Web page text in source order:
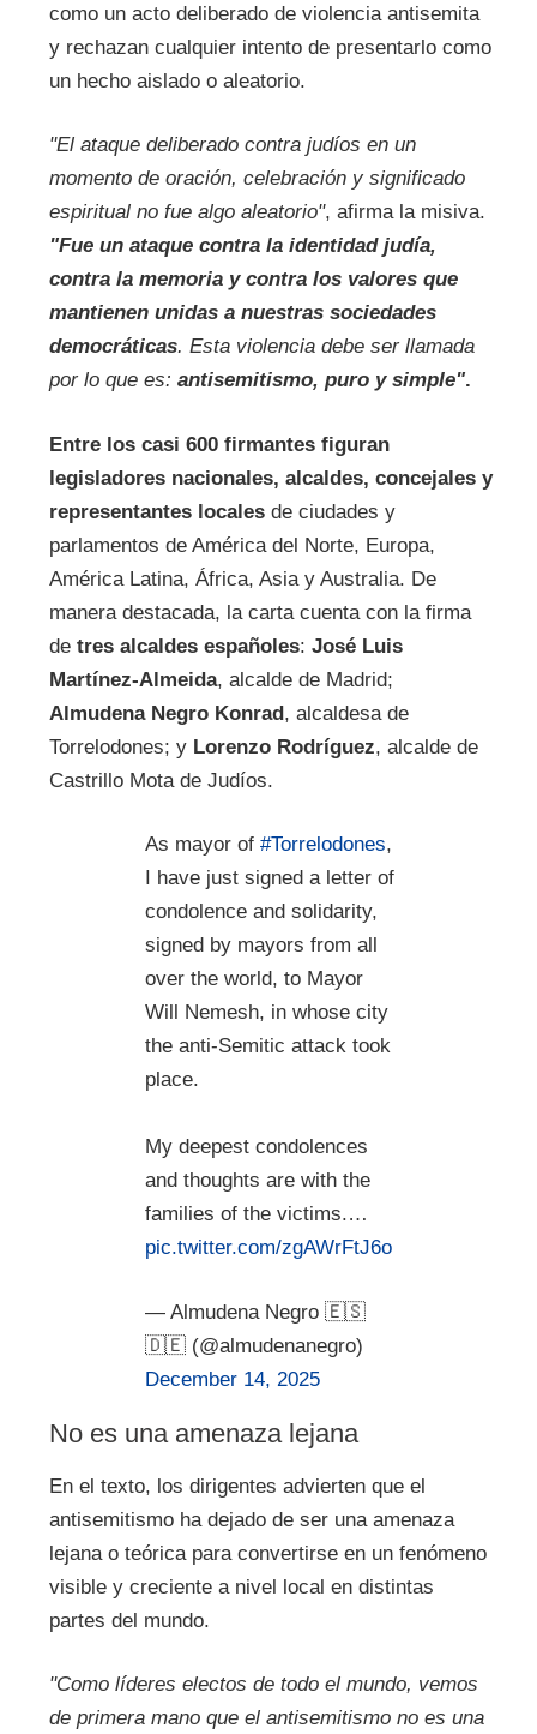
como un acto deliberado de violencia antisemita
y rechazan cualquier intento de presentarlo como
un hecho aislado o aleatorio.
"El ataque deliberado contra judíos en un
momento de oración, celebración y significado
espiritual no fue algo aleatorio", afirma la misiva.
"Fue un ataque contra la identidad judía,
contra la memoria y contra los valores que
mantienen unidas a nuestras sociedades
democráticas. Esta violencia debe ser llamada
por lo que es: antisemitismo, puro y simple".
Entre los casi 600 firmantes figuran
legisladores nacionales, alcaldes, concejales y
representantes localesde ciudades y
parlamentos de América del Norte, Europa,
América Latina, África, Asia y Australia. De
manera destacada, la carta cuenta con la firma
de tres alcaldes españoles: José Luis
Martínez-Almeida, alcalde de Madrid;
Almudena Negro Konrad, alcaldesa de
Torrelodones; y Lorenzo Rodríguez, alcalde de
Castrillo Mota de Judíos.
As mayor of #Torrelodones,
I have just signed a letter of
condolence and solidarity,
signed by mayors from all
over the world, to Mayor
Will Nemesh, in whose city
the anti-Semitic attack took
place.
My deepest condolences
and thoughts are with the
families of the victims.…
pic.twitter.com/zgAWrFtJ6o
— Almudena Negro 🇪🇸
🇩🇪 (@almudenanegro)
December 14, 2025
No es una amenaza lejana
En el texto, los dirigentes advierten que el
antisemitismo ha dejado de ser una amenaza
lejana o teórica para convertirse en un fenómeno
visible y creciente a nivel local en distintas
partes del mundo.
"Como líderes electos de todo el mundo, vemos
de primera mano que el antisemitismo no es una